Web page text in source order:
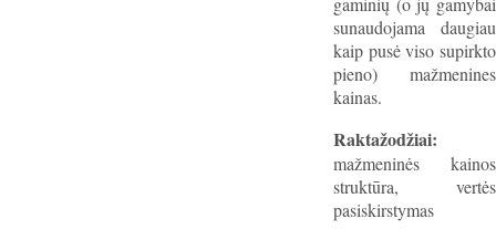
sunaudojama daugiau
kaip pusė viso supirkto
pieno) mažmenines
kainas.
Raktažodžiai:
mažmeninės kainos
struktūra, vertės
pasiskirstymas